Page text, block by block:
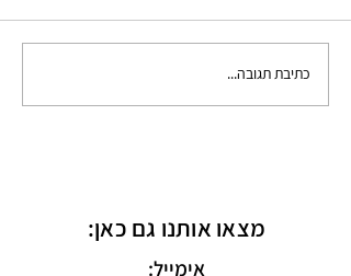
כתיבת תגובה...
מצאו אותנו גם כאן:
אימייל: